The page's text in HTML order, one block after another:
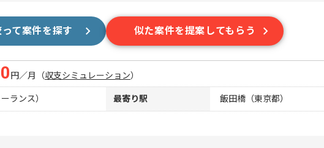
て案件を探す 似た案件を提案してもらう
円／月 （収支シミュレーション）
ランス） 最寄り駅 飯田橋（東京都）